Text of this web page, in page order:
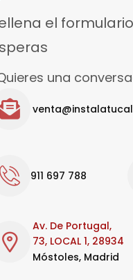
el
una
911 697 788
Av. De Portugal,
73, LOCAL 1, 28934
Móstoles, Madrid